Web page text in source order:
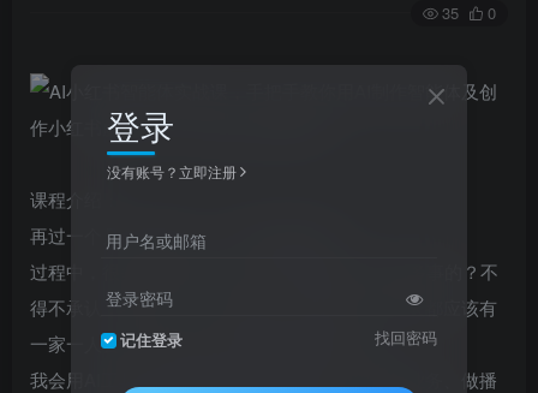
35 0
课程介绍：
再过一个月，我这个一人公司就两年啦！
过程中，很多小伙伴好奇：你怎么能每天干那么多事的？不
得不承认，我赶上了一个好时代，AI时代，每个人都应该有
一家一人公司，所有AI工具都是你的数字牛马。
我会用AI工具帮自己做内容、陪跑企业、做具体业务、做播
登录
没有账号？立即注册
用户名或邮箱
登录密码
记住登录 找回密码